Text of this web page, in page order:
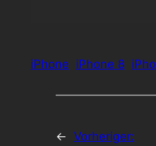
iPhone iPhone 8
← Vorheriger: